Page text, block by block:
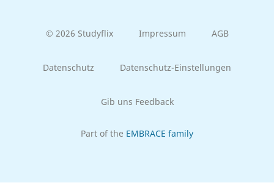
© 2026 Studyflix Impressum AGB
Datenschutz Datenschutz-Einstellungen
Gib uns Feedback
Part of the EMBRACE family